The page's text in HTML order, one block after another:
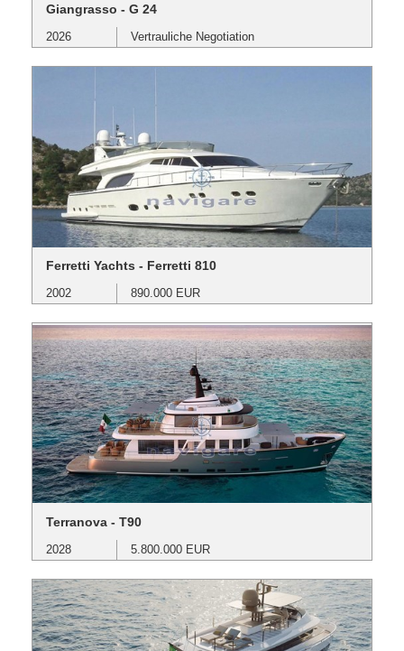
Giangrasso - G 24
2026 Vertrauliche Negotiation
Ferretti Yachts - Ferretti 810
2002 890.000 EUR
Terranova - T90
2028 5.800.000 EUR